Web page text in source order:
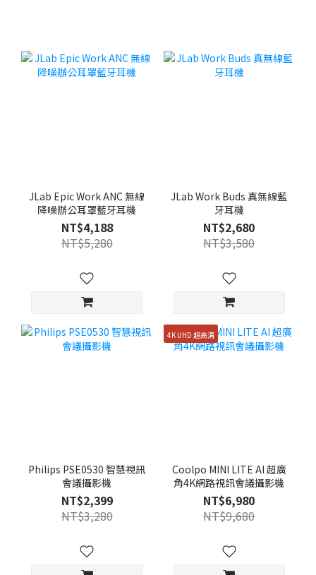
JLab Epic Work ANC 無線
降噪辦公耳罩藍牙耳機
NT$4,188
NT$5,280
JLab Work Buds 真無線藍
牙耳機
NT$2,680
NT$3,580
Philips PSE0530 智慧視訊
會議攝影機
NT$2,399
NT$3,280
4K UHD 超高清
Coolpo MINI LITE AI 超廣
角4K網路視訊會議攝影機
NT$6,980
NT$9,680